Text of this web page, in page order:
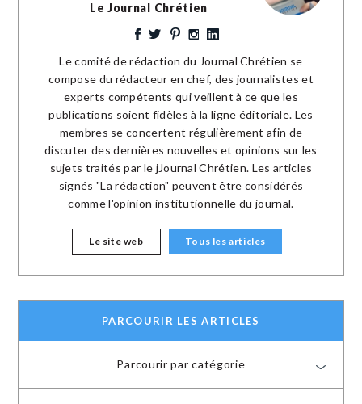
Le Journal Chrétien
Le comité de rédaction du Journal Chrétien se
compose du rédacteur en chef, des journalistes et
experts compétents qui veillent à ce que les
publications soient fidèles à la ligne éditoriale. Les
membres se concertent régulièrement afin de
discuter des dernières nouvelles et opinions sur les
sujets traités par le jJournal Chrétien. Les articles
signés "La rédaction" peuvent être considérés
comme l'opinion institutionnelle du journal.
Le site web Tous les articles
PARCOURIR LES ARTICLES
Parcourir par catégorie